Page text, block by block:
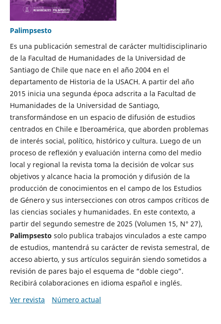
Palimpsesto
Es una publicación semestral de carácter multidisciplinario
de la Facultad de Humanidades de la Universidad de
Santiago de Chile que nace en el año 2004 en el
departamento de Historia de la USACH. A partir del año
2015 inicia una segunda época adscrita a la Facultad de
Humanidades de la Universidad de Santiago,
transformándose en un espacio de difusión de estudios
centrados en Chile e Iberoamérica, que aborden problemas
de interés social, político, histórico y cultura. Luego de un
proceso de reflexión y evaluación interna como del medio
local y regional la revista toma la decisión de volcar sus
objetivos y alcance hacia la promoción y difusión de la
producción de conocimientos en el campo de los Estudios
de Género y sus intersecciones con otros campos críticos de
las ciencias sociales y humanidades. En este contexto, a
partir del segundo semestre de 2025 (Volumen 15, N° 27),
Palimpsesto solo publica trabajos vinculados a este campo
de estudios, mantendrá su carácter de revista semestral, de
acceso abierto, y sus artículos seguirán siendo sometidos a
revisión de pares bajo el esquema de “doble ciego”.
Recibirá colaboraciones en idioma español e inglés.
Ver revista
Número actual